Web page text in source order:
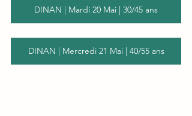
DINAN | Mardi 20 Mai | 30/45 ans
DINAN | Mercredi 21 Mai | 40/55 ans